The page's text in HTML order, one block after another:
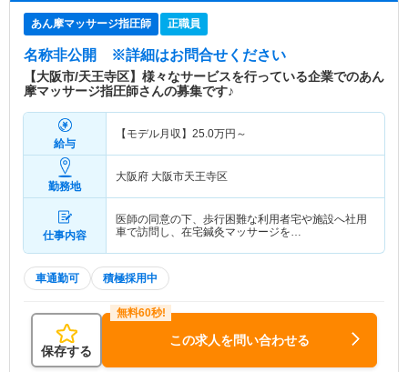
あん摩マッサージ指圧師 正職員
名称非公開 ※詳細はお問合せください
【大阪市/天王寺区】様々なサービスを行っている企業でのあん
摩マッサージ指圧師さんの募集です♪
給与
【モデル月収】 25.0万円～
勤務地
大阪府 大阪市天王寺区
仕事内容
医師の同意の下、歩行困難な利用者宅や施設へ社用
車で訪問し、在宅鍼灸マッサージを…
車通勤可 積極採用中
保存する
この求人を問い合わせる